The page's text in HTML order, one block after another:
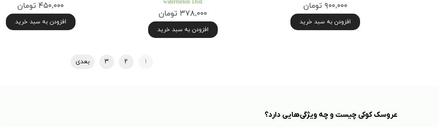
۹۰۰,۰۰۰ تومان
افزودن به سبد خرید
watermelon Doll
۳۷۸,۰۰۰ تومان
افزودن به سبد خرید
۴۵۰,۰۰۰ تومان
افزودن به سبد خرید
۱ ۲ ۳ بعدی
عروسک کوکی چیست و چه ویژگی‌هایی دارد؟